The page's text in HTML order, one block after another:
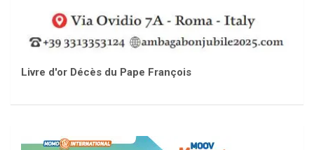
Livre d'or Décès du Pape François